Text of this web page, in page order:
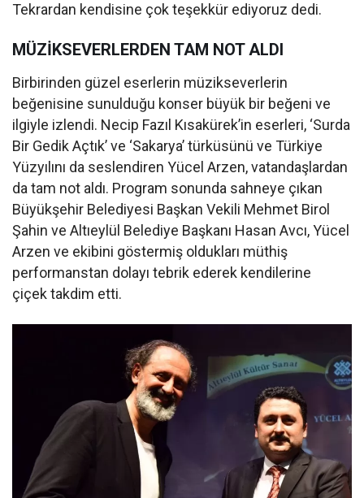
Tekrardan kendisine çok teşekkür ediyoruz dedi.
MÜZİKSEVERLERDEN TAM NOT ALDI
Birbirinden güzel eserlerin müzikseverlerin
beğenisine sunulduğu konser büyük bir beğeni ve
ilgiyle izlendi. Necip Fazıl Kısakürek’in eserleri, ‘Surda
Bir Gedik Açtık’ ve ‘Sakarya’ türküsünü ve Türkiye
Yüzyılını da seslendiren Yücel Arzen, vatandaşlardan
da tam not aldı. Program sonunda sahneye çıkan
Büyükşehir Belediyesi Başkan Vekili Mehmet Birol
Şahin ve Altıeylül Belediye Başkanı Hasan Avcı, Yücel
Arzen ve ekibini göstermiş oldukları müthiş
performanstan dolayı tebrik ederek kendilerine
çiçek takdim etti.